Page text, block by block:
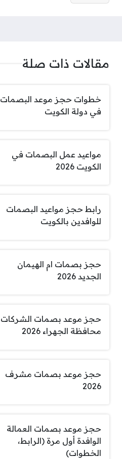
مقالات ذات صلة
خطوات حجز موعد البصمات
في دولة الكويت
مواعيد عمل البصمات في
الكويت 2026
رابط حجز مواعيد البصمات
للوافدين بالكويت
حجز بصمات ام الهيمان
الجديد 2026
حجز موعد بصمات الشركات
محافظة الجهراء 2026
حجز موعد بصمات مشرف
2026
حجز موعد بصمات العمالة
الوافدة أول مرة (الرابط،
الخطوات)